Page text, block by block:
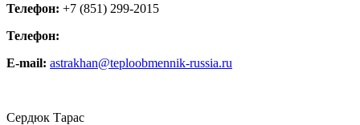
Телефон: +7 (851) 299-2015
Телефон:
E-mail: astrakhan@teploobmennik-russia.ru
Сердюк Тарас